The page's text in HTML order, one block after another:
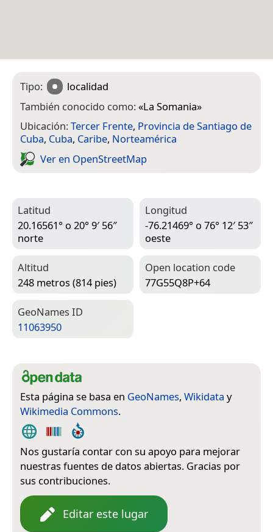
Tipo:
localidad
También conocido como:«La Somania»
Ubicación:Tercer Frente, Provincia de Santiago de
Cuba, Cuba, Caribe, Norteamérica
Ver en Open­Street­Map
Latitud
20.16561° o 20° 9′ 56″
norte
Longitud
-76.21469° o 76° 12′ 53″
oeste
Altitud
248 metros (814 pies)
Open location code
77G55Q8P+64
Geo­Names ID
11063950
Esta página se basa en GeoNames, Wikidata y
Wikimedia Commons.
Nos gustaría contar con su apoyo para mejorar
nuestras fuentes de datos abiertas. Gracias por
sus contribuciones.
Editar este lugar